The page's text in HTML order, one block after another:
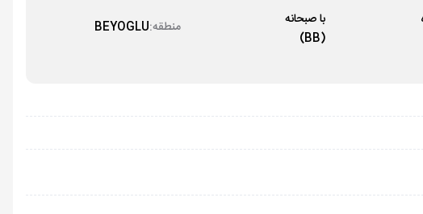
با صبحانه
(BB)
منطقه:BEYOGLU